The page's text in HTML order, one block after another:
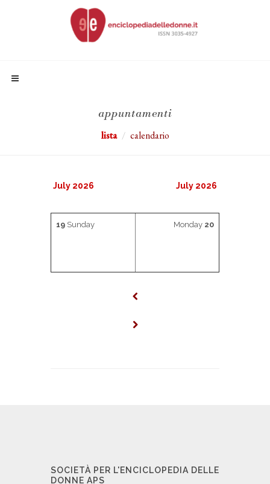
appuntamenti
lista calendario
July 2026 July 2026
19 Sunday Monday 20
SOCIETÀ PER L'ENCICLOPEDIA DELLE
DONNE APS